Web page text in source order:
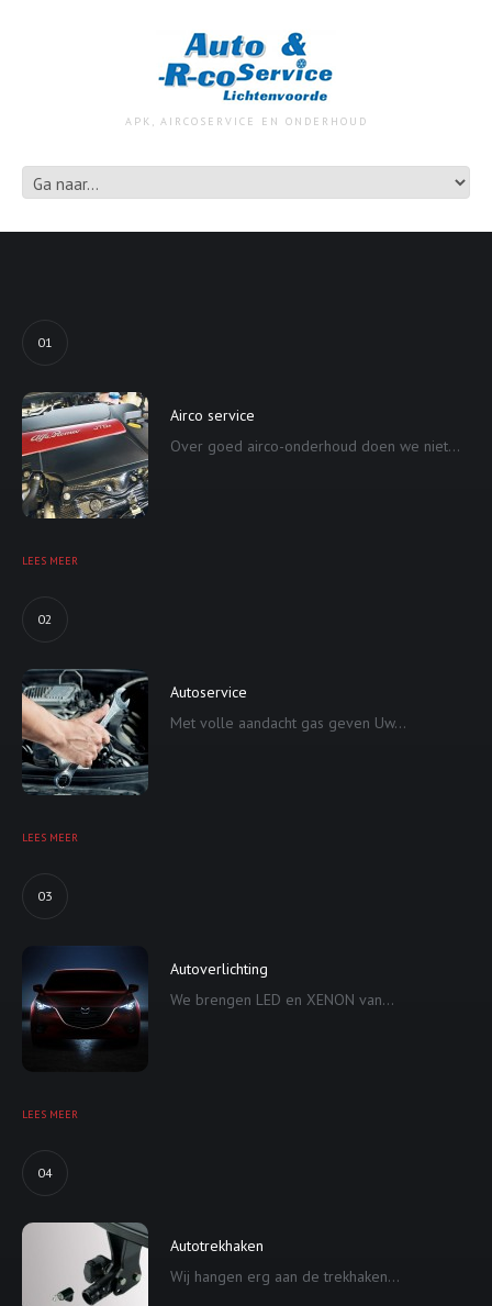
APK, AIRCOSERVICE EN ONDERHOUD
01
Airco service
Over goed airco-onderhoud doen we niet...
LEES MEER
02
Autoservice
Met volle aandacht gas geven Uw...
LEES MEER
03
Autoverlichting
We brengen LED en XENON van...
LEES MEER
04
Autotrekhaken
Wij hangen erg aan de trekhaken...